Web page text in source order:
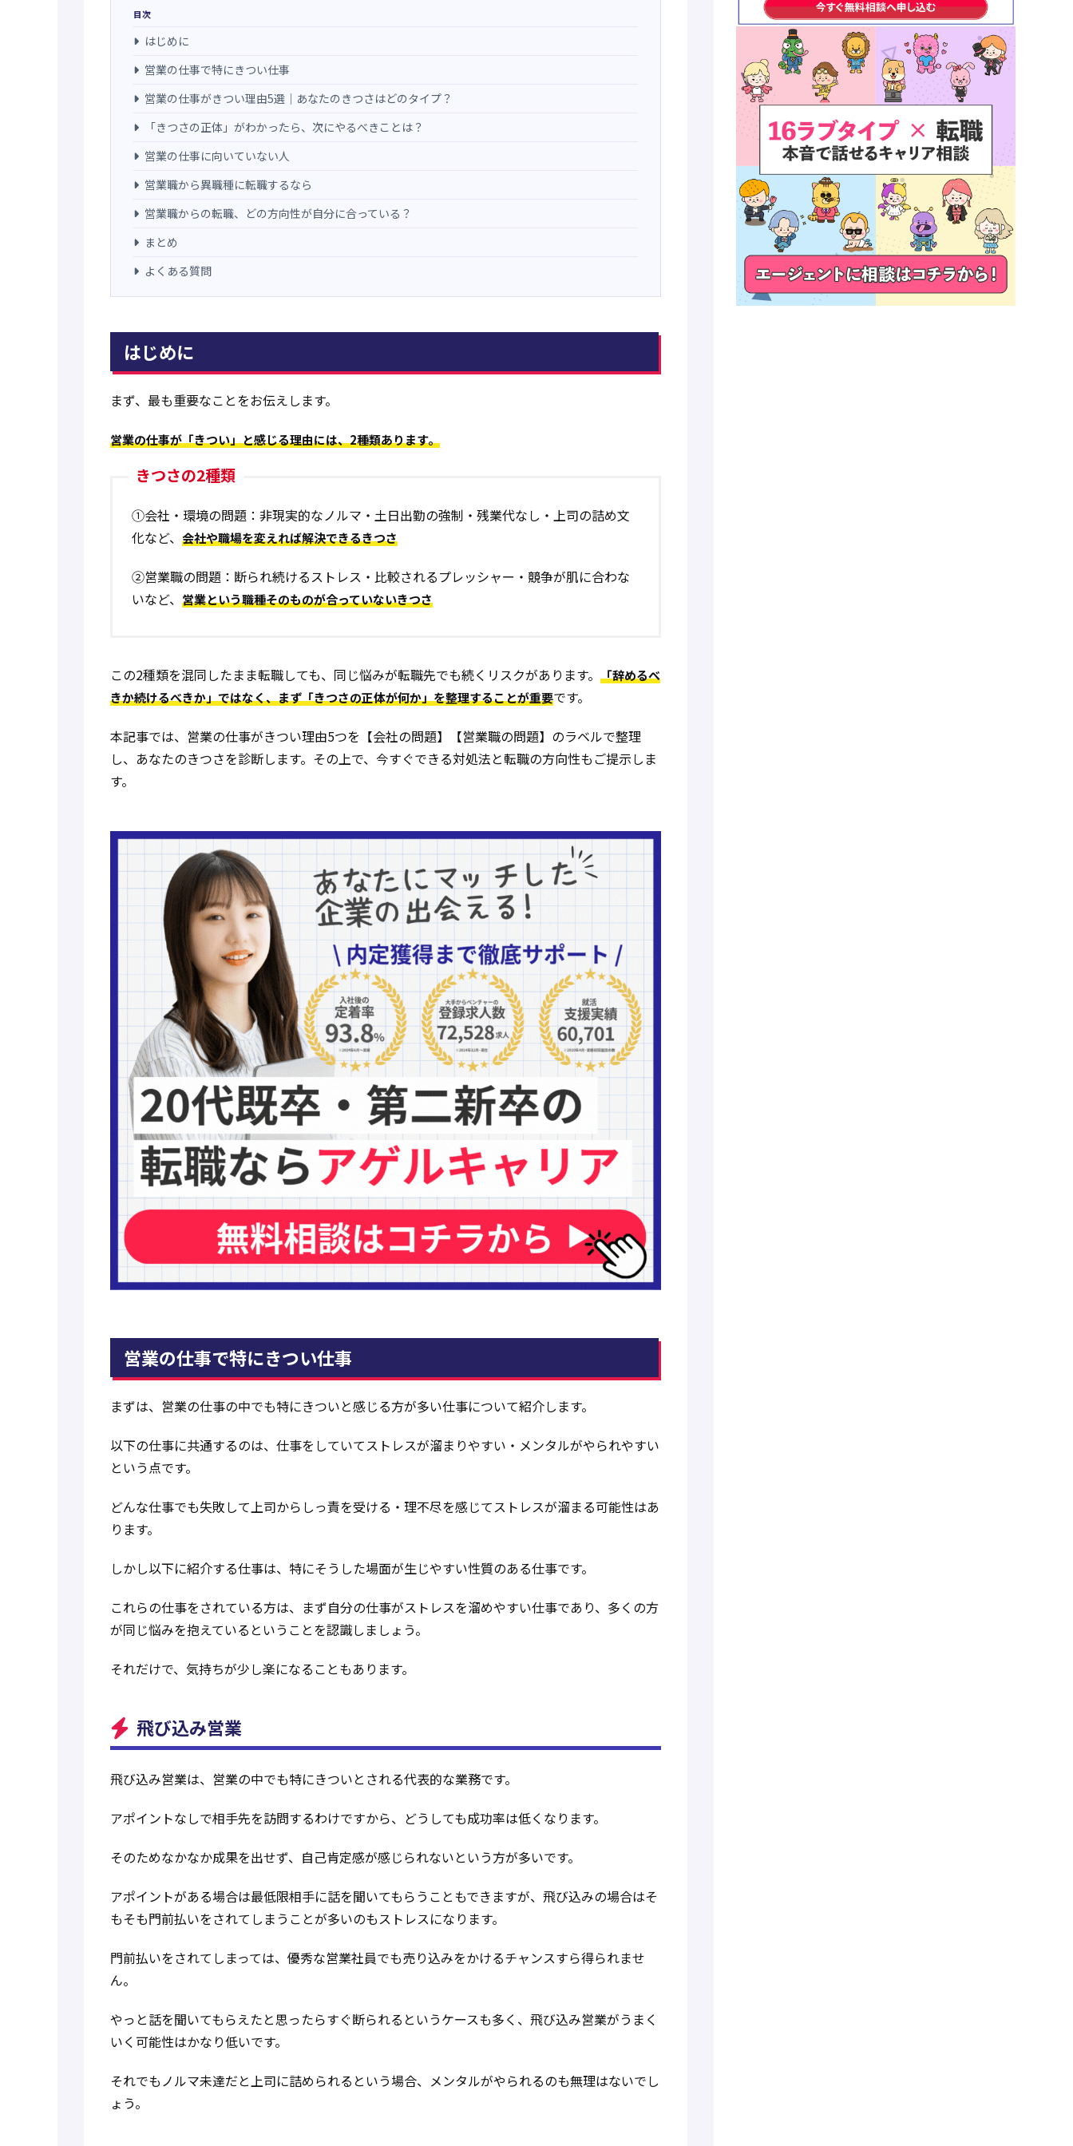
目次
はじめに
営業の仕事で特にきつい仕事
営業の仕事がきつい理由5選｜あなたのきつさはどのタイプ？
「きつさの正体」がわかったら、次にやるべきことは？
営業の仕事に向いていない人
営業職から異職種に転職するなら
営業職からの転職、どの方向性が自分に合っている？
まとめ
よくある質問
はじめに
まず、最も重要なことをお伝えします。
営業の仕事が「きつい」と感じる理由には、2種類あります。
きつさの2種類
①会社・環境の問題：非現実的なノルマ・土日出勤の強制・残業代なし・上司の詰め文
化など、 会社や職場を変えれば解決できるきつさ
②営業職の問題：断られ続けるストレス・比較されるプレッシャー・競争が肌に合わな
いなど、 営業という職種そのものが合っていないきつさ
この2種類を混同したまま転職しても、同じ悩みが転職先でも続くリスクがあります。 「辞めるべ
きか続けるべきか」ではなく、まず「きつさの正体が何か」を整理することが重要です。
本記事では、営業の仕事がきつい理由5つを【会社の問題】【営業職の問題】のラベルで整理
し、あなたのきつさを診断します。その上で、今すぐできる対処法と転職の方向性もご提示しま
す。
営業の仕事で特にきつい仕事
まずは、営業の仕事の中でも特にきついと感じる方が多い仕事について紹介します。
以下の仕事に共通するのは、仕事をしていてストレスが溜まりやすい・メンタルがやられやすい
という点です。
どんな仕事でも失敗して上司からしっ責を受ける・理不尽を感じてストレスが溜まる可能性はあ
ります。
しかし以下に紹介する仕事は、特にそうした場面が生じやすい性質のある仕事です。
これらの仕事をされている方は、まず自分の仕事がストレスを溜めやすい仕事であり、多くの方
が同じ悩みを抱えているということを認識しましょう。
それだけで、気持ちが少し楽になることもあります。
飛び込み営業
飛び込み営業は、営業の中でも特にきついとされる代表的な業務です。
アポイントなしで相手先を訪問するわけですから、どうしても成功率は低くなります。
そのためなかなか成果を出せず、自己肯定感が感じられないという方が多いです。
アポイントがある場合は最低限相手に話を聞いてもらうこともできますが、飛び込みの場合はそ
もそも門前払いをされてしまうことが多いのもストレスになります。
門前払いをされてしまっては、優秀な営業社員でも売り込みをかけるチャンスすら得られませ
ん。
やっと話を聞いてもらえたと思ったらすぐ断られるというケースも多く、飛び込み営業がうまく
いく可能性はかなり低いです。
それでもノルマ未達だと上司に詰められるという場合、メンタルがやられるのも無理はないでし
ょう。